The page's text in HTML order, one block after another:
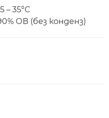
35°C
ОВ (без конденз)